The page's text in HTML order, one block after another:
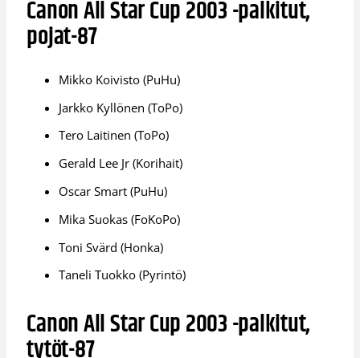
Canon All Star Cup 2003 -palkitut,
pojat-87
Mikko Koivisto (PuHu)
Jarkko Kyllönen (ToPo)
Tero Laitinen (ToPo)
Gerald Lee Jr (Korihait)
Oscar Smart (PuHu)
Mika Suokas (FoKoPo)
Toni Svärd (Honka)
Taneli Tuokko (Pyrintö)
Canon All Star Cup 2003 -palkitut,